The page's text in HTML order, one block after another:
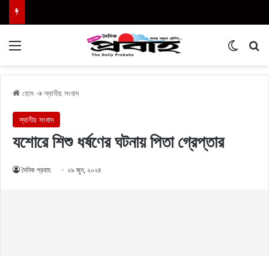
হোম → স্থানীয় সংবাদ
স্থানীয় সংবাদ
যশোরে শিশু ধর্ষণের ঘটনায় পিতা গ্রেপ্তার
দৈনিক প্রবাহ ২৯ জুন, ২০২৪